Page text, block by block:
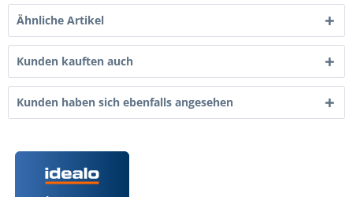
Ähnliche Artikel
Kunden kauften auch
Kunden haben sich ebenfalls angesehen